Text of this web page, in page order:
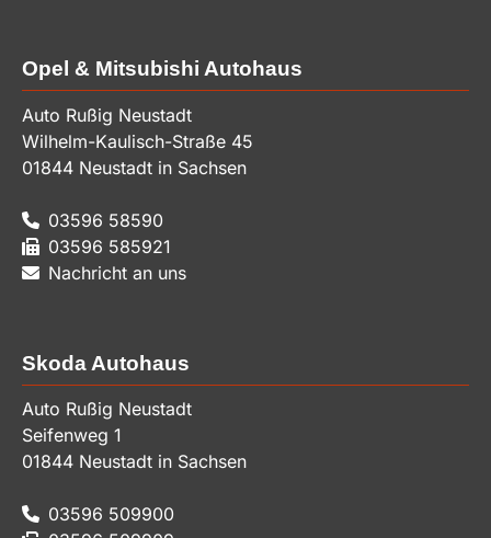
Opel & Mitsubishi Autohaus
Auto Rußig Neustadt
Wilhelm-Kaulisch-Straße 45
01844 Neustadt in Sachsen
03596 58590
03596 585921
Nachricht an uns
Skoda Autohaus
Auto Rußig Neustadt
Seifenweg 1
01844 Neustadt in Sachsen
03596 509900